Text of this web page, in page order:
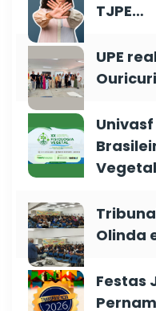
TJPE…
UPE
Olinda
Festas